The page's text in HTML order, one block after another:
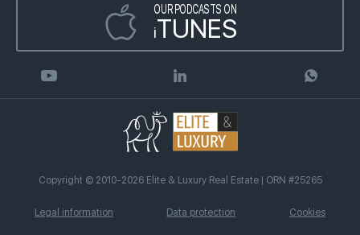
OUR PODCASTS ON
iTUNES
Copyright © 2010-2026 Elite & Luxury Real Estate | ORN #25265
Legal information Data protection Cookies